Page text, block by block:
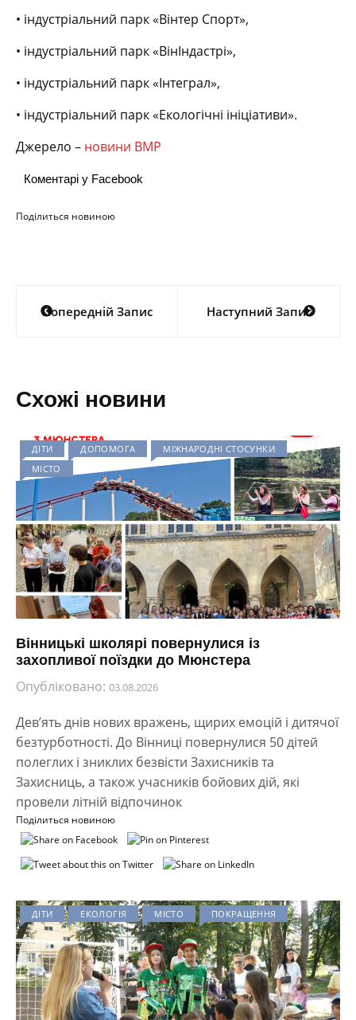
• індустріальний парк «Вінтер Спорт»,
• індустріальний парк «ВінІндастрі»,
• індустріальний парк «Інтеграл»,
• індустріальний парк «Екологічні ініціативи».
Джерело – новини ВМР
Коментарі у Facebook
Поділиться новиною
Навігація
записів
Попередній Запис Наступний Запис
Схожі новини
ДІТИ ДОПОМОГА
МІЖНАРОДНІ СТОСУНКИ
МІСТО
Вінницькі школярі повернулися із
захопливої поїздки до Мюнстера
Опубліковано: 03.08.2026
Дев’ять днів нових вражень, щирих емоцій і дитячої
безтурботності. До Вінниці повернулися 50 дітей
полеглих і зниклих безвісти Захисників та
Захисниць, а також учасників бойових дій, які
провели літній відпочинок
Поділиться новиною
ДІТИ ЕКОЛОГІЯ МІСТО ПОКРАЩЕННЯ